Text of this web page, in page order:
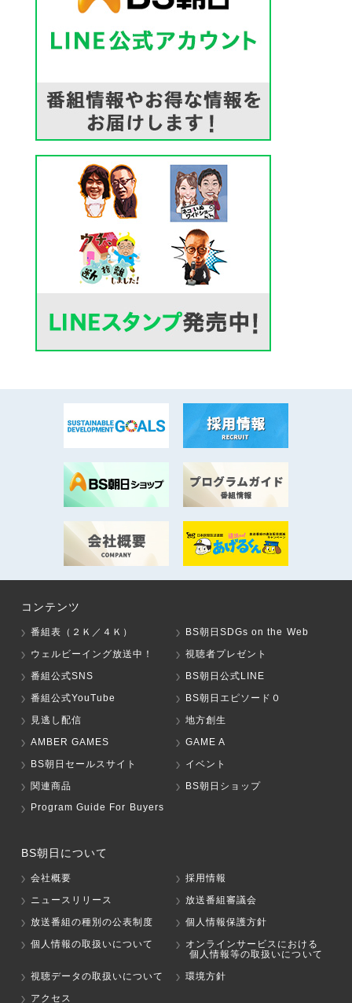
コンテンツ
番組表（２Ｋ／４Ｋ）
BS朝日SDGs on the Web
ウェルビーイング放送中！
視聴者プレゼント
番組公式SNS
BS朝日公式LINE
番組公式YouTube
BS朝日エピソード０
見逃し配信
地方創生
AMBER GAMES
GAME A
BS朝日セールスサイト
イベント
関連商品
BS朝日ショップ
Program Guide For Buyers
BS朝日について
会社概要
採用情報
ニュースリリース
放送番組審議会
放送番組の種別の公表制度
個人情報保護方針
個人情報の取扱いについて
オンラインサービスにおける
個人情報等の取扱いについて
視聴データの取扱いについて
環境方針
アクセス